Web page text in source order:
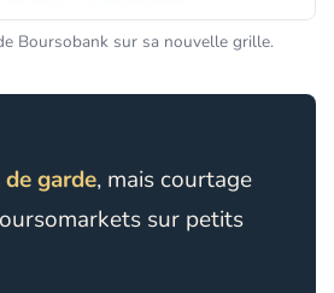
Boursobank sur sa nouvelle grille.
garde, mais courtage
sur petits